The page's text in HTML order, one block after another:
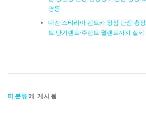
명동
대전 스타리아 렌트카 장점 단점 총
트·단기렌트·주렌트·월렌트까지 실
미분류에 게시됨